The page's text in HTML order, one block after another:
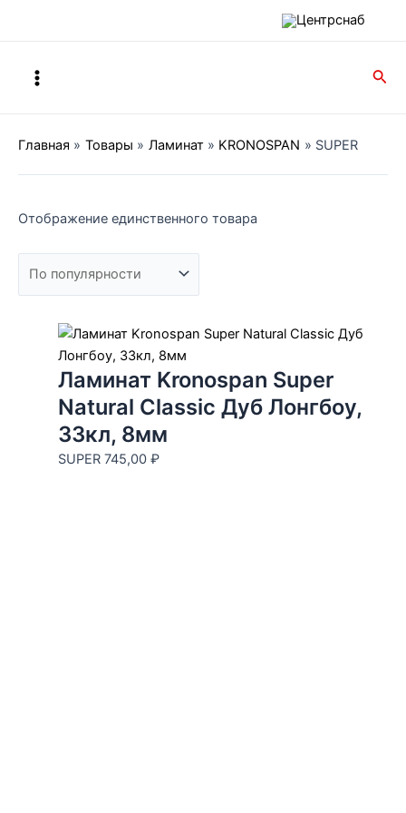
Главная Товары Ламинат KRONOSPAN SUPER
Отображение единственного товара
Ламинат Kronospan Super
Natural Classic Дуб Лонгбоу,
33кл, 8мм
SUPER 745,00 ₽